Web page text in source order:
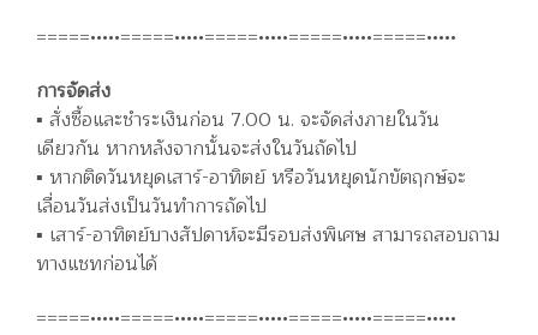
=====•••••=====•••••=====•••••=====•••••=====•••••
การจัดส่ง
▪️ สั่งซื้อและชำระเงินก่อน 7.00 น. จะจัดส่งภายในวัน
เดียวกัน หากหลังจากนั้นจะส่งในวันถัดไป
▪️ หากติดวันหยุดเสาร์-อาทิตย์ หรือวันหยุดนักขัตฤกษ์จะ
เลื่อนวันส่งเป็นวันทำการถัดไป
▪️ เสาร์-อาทิตย์บางสัปดาห์จะมีรอบส่งพิเศษ สามารถสอบถาม
ทางแชทก่อนได้
=====•••••=====•••••=====•••••=====•••••=====•••••